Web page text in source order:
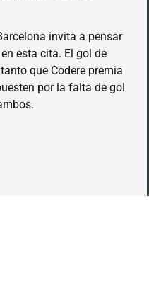
invita a pensar
esta cita. El gol de
que Codere premia
por la falta de gol